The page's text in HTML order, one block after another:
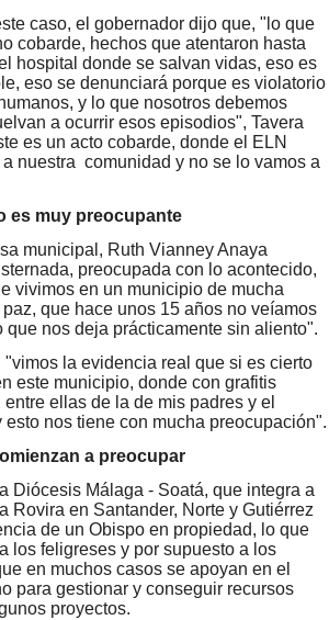
caso, el gobernador dijo que, "lo que
cobarde, hechos que atentaron hasta
hospital donde se salvan vidas, eso es
eso se denunciará porque es violatorio
y lo que nosotros debemos
a ocurrir esos episodios", Tavera
es un acto cobarde, donde el ELN
nuestra comunidad y no se lo vamos a
es muy preocupante
municipal, Ruth Vianney Anaya
preocupada con lo acontecido,
vivimos en un municipio de mucha
que hace unos 15 años no veíamos
que nos deja prácticamente sin aliento".
la evidencia real que si es cierto
este municipio, donde con grafitis
ellas de la de mis padres y el
nos tiene con mucha preocupación".
a preocupar
Diócesis Málaga - Soatá, que integra a
Rovira en Santander, Norte y Gutiérrez
de un Obispo en propiedad, lo que
los feligreses y por supuesto a los
en muchos casos se apoyan en el
para gestionar y conseguir recursos
proyectos.